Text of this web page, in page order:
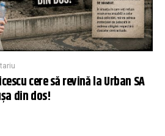
cere să revină la Urban SA
din dos!